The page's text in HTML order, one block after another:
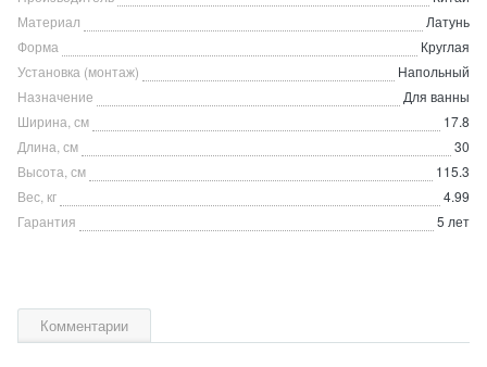
Материал
Латунь
Форма
Круглая
Установка (монтаж)
Напольный
Назначение
Для ванны
Ширина, см
17.8
Длина, см
30
Высота, см
115.3
Вес, кг
4.99
Гарантия
5 лет
Комментарии